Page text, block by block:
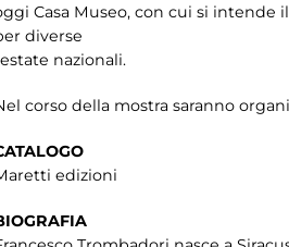
Casa Museo, con cui si
diverse
nazionali.
corso della mostra saranno
edizioni